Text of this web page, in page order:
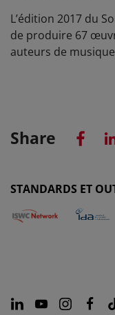
L’édition 2017 du
de produire 67
auteurs de
Share
STANDARDS ET